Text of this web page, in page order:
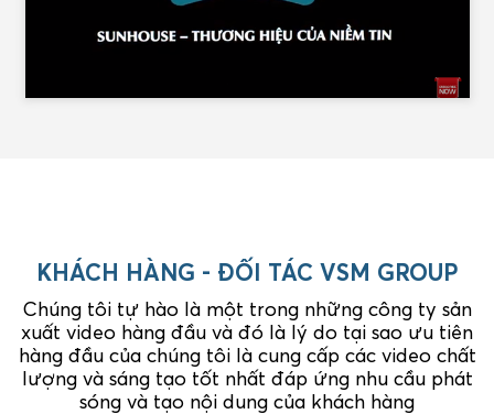
KHÁCH HÀNG - ĐỐI TÁC VSM GROUP
Chúng tôi tự hào là một trong những công ty sản
xuất video hàng đầu và đó là lý do tại sao ưu tiên
hàng đầu của chúng tôi là cung cấp các video chất
lượng và sáng tạo tốt nhất đáp ứng nhu cầu phát
sóng và tạo nội dung của khách hàng